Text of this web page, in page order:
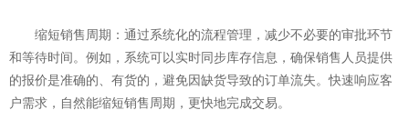
缩短销售周期：通过系统化的流程管理，减少不必要的审批环节
和等待时间。例如，系统可以实时同步库存信息，确保销售人员提供
的报价是准确的、有货的，避免因缺货导致的订单流失。快速响应客
户需求，自然能缩短销售周期，更快地完成交易。